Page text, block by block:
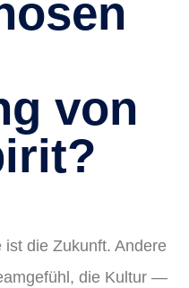
von
die Zukunft. Andere
die Kultur —